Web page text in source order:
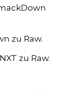
zu Raw.
zu Raw.